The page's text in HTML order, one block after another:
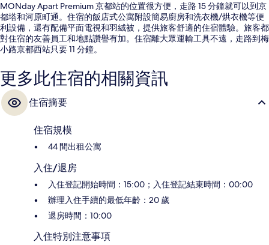
MONday Apart Premium 京都站的位置很方便，走路 15 分鐘就可以到京
都塔和河原町通。住宿的飯店式公寓附設簡易廚房和洗衣機/烘衣機等便
利設備，還有配備平面電視和羽絨被，提供旅客舒適的住宿體驗。旅客都
對住宿的友善員工和地點讚譽有加。住宿離大眾運輸工具不遠，走路到梅
小路京都西站只要 11 分鐘。
更多此住宿的相關資訊
住宿摘要
住宿規模
44 間出租公寓
入住/退房
入住登記開始時間：15:00；入住登記結束時間：00:00
辦理入住手續的最低年齡：20 歲
退房時間：10:00
入住特別注意事項